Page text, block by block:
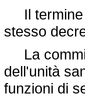
Il termine
stesso
La
dell'unità
funzioni di